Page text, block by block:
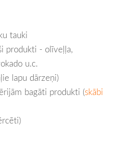
tauki
produkti - olīveļļa,
u.c.
lapu dārzeņi)
bagāti produkti (skābi